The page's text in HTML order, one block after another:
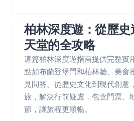
柏林深度遊：從歷
天堂的全攻略
這篇柏林深度遊指南提供完整實
點如布蘭登堡門和柏林牆、美食
見問答。從歷史文化到現代創意
旅，解決行前疑慮，包含門票、
節，讓旅程更順暢。